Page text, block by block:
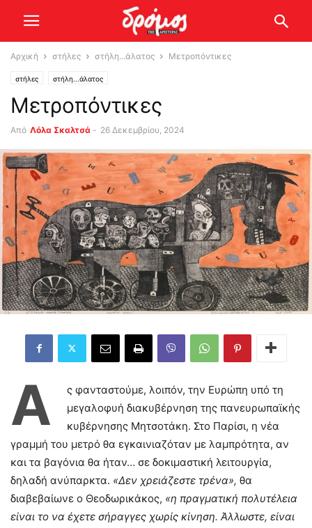
Αρχική στήλες στήλη...άλατος Μετροπόντικες
στήλες στήλη...άλατος
Μετροπόντικες
Από Λόλα Σκαλτσά - 26 Δεκεμβρίου, 2024
Α
ς φανταστούμε, λοιπόν, την Ευρώπη υπό τη
μεγαλοφυή διακυβέρνηση της πανευρωπαϊκής
κυβέρνησης Μητσοτάκη. Στο Παρίσι, η νέα
γραμμή του μετρό θα εγκαινιαζόταν με λαμπρότητα, αν
και τα βαγόνια θα ήταν… σε δοκιμαστική λειτουργία,
δηλαδή ανύπαρκτα. «Δεν χρειάζεστε τρένα», θα
διαβεβαίωνε ο Θεοδωρικάκος, «η πραγματική πολυτέλεια
είναι το να έχετε σήραγγες χωρίς κίνηση. Άλλωστε, είναι